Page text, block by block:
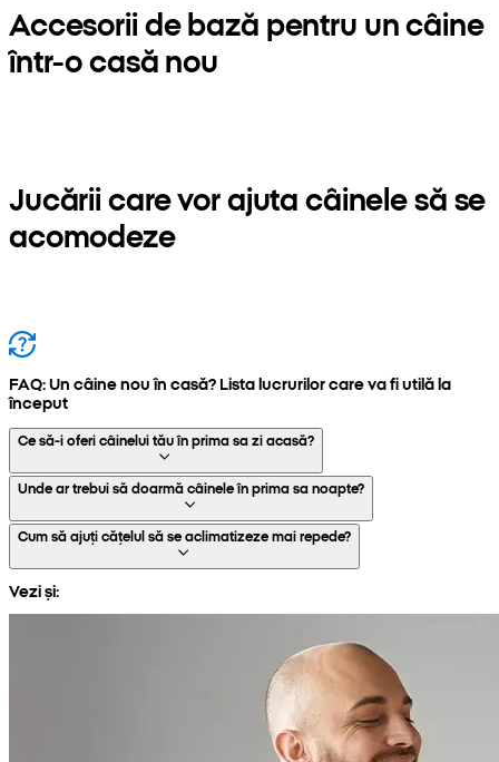
Accesorii de bază pentru un câine
într-o casă nou
Jucării care vor ajuta câinele să se
acomodeze
FAQ: Un câine nou în casă? Lista lucrurilor care va fi utilă la
început
Ce să-i oferi câinelui tău în prima sa zi acasă?
Unde ar trebui să doarmă câinele în prima sa noapte?
Cum să ajuți cățelul să se aclimatizeze mai repede?
Vezi și: